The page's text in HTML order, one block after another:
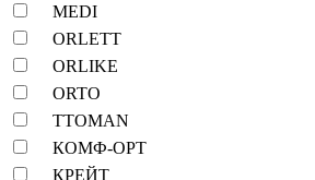
MEDI
ORLETT
ORLIKE
ORTO
TTOMAN
КОМФ-ОРТ
КРЕЙТ